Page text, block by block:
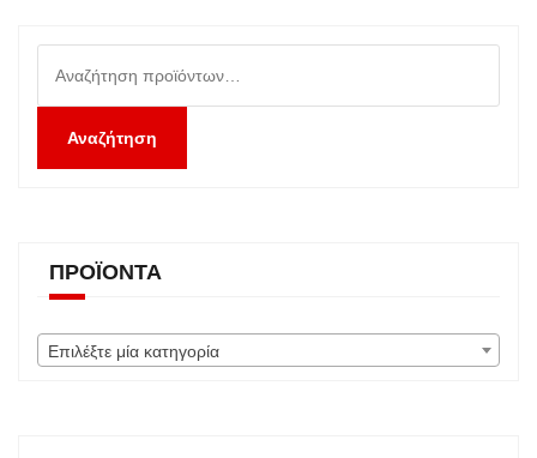
για:
Αναζήτηση
ΠΡΟΪΌΝΤΑ
Επιλέξτε μία κατηγορία